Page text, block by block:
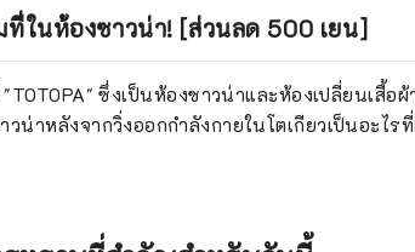
ที่ในห้องซาวน่า! [ส่วนลด 500 เยน]
ซึ่งเป็นห้องซาวน่าและห้องเปลี่ยนเสื้อ
าหลังจากวิ่งออกกำลังกายในโตเกียวเป็นอะไร